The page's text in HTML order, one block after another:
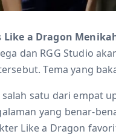
Like a Dragon
dan RGG Studio
Tema yang
salah satu dari empat
yang benar-
Like a Dragon